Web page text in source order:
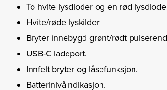
To hvite lysdioder og en rød
Hvite/røde lyskilder.
Bryter innebygd grønt/rødt
USB-C ladeport.
Innfelt bryter og låsefunksjon.
Batterinivåindikasjon.